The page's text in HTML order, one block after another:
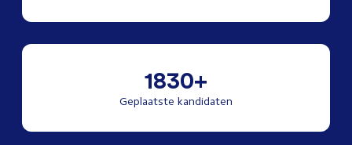
1830+
Geplaatste kandidaten